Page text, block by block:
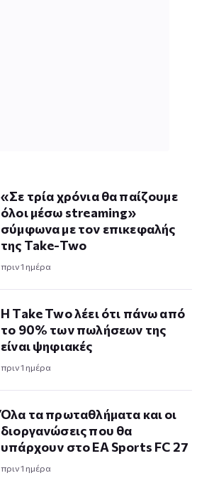
«Σε τρία χρόνια θα παίζουμε
όλοι μέσω streaming»
σύμφωνα με τον επικεφαλής
της Take-Two
πριν 1 ημέρα
Η Take Twο λέει ότι πάνω από
το 90% των πωλήσεων της
είναι ψηφιακές
πριν 1 ημέρα
Όλα τα πρωταθλήματα και οι
διοργανώσεις που θα
υπάρχουν στο EA Sports FC 27
πριν 1 ημέρα